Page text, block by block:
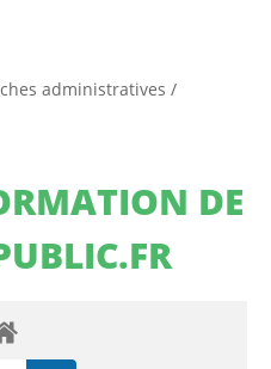
administratives /
DE